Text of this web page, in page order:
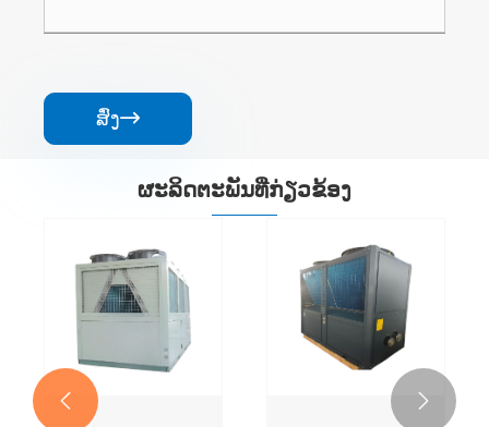
ສົ່ງ
ຜະ​ລິດ​ຕະ​ພັນ​ທີ່​ກ່ຽວ​ຂ້ອງ
 